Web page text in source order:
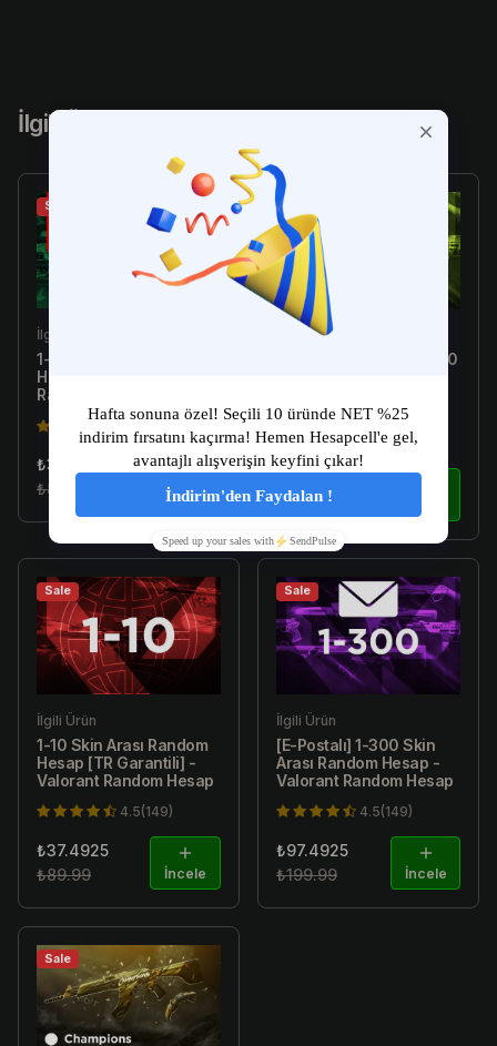
İlgili Ürünler
Sale
İlgili Ürün
1-10 Skin Arası Random
Hesap - Valorant
Random Hesap
₺34.99
₺89.99
İncele
Sale
İlgili Ürün
[Türkiye E-Postalı] 1-300
Random Hesap
4.5(149)
₺299.99
Sale
İlgili Ürün
1-10 Skin Arası Random
Hesap [TR Garantili] -
Valorant Random Hesap
4.5(149)
₺37.4925
₺89.99
İncele
Sale
İlgili Ürün
[E-Postalı] 1-300 Skin
Arası Random Hesap -
Valorant Random Hesap
4.5(149)
₺97.4925
₺199.99
İncele
Sale